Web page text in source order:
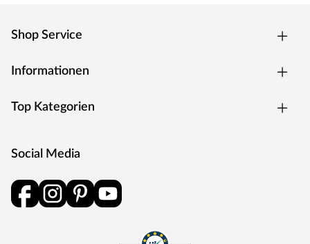
Shop Service
Informationen
Top Kategorien
Social Media